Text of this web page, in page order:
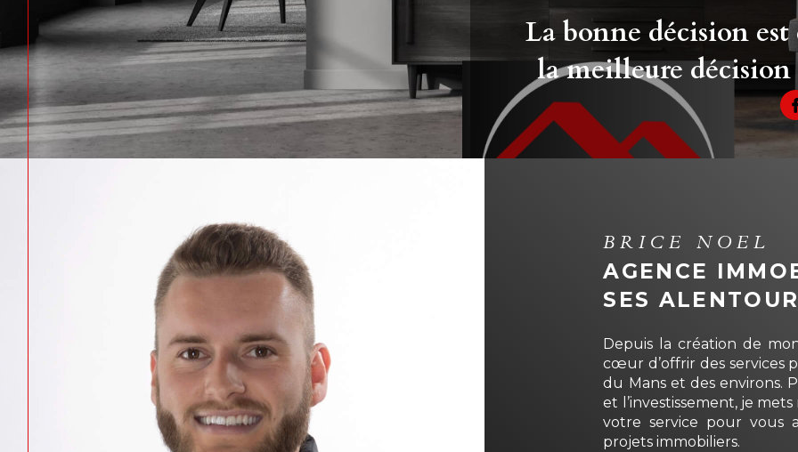
La bonne décision
la meilleure décision
BRICE NOEL
AGENCE
SES
Depuis la création de
cœur d’offrir des services
du Mans et des environs.
et l’investissement, je
votre service pour vous
projets immobiliers.